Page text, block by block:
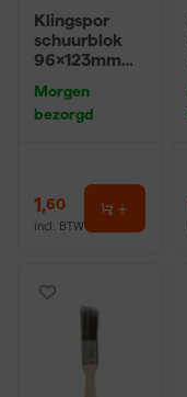
Klingspor
schuurblok
96x123mm
Morgen
bezorgd
1,60
incl. BTW